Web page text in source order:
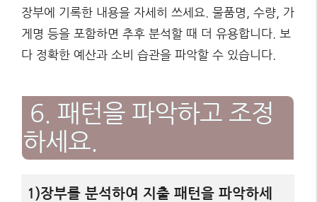
장부에 기록한 내용을 자세히 쓰세요. 물품명, 수량, 가
게명 등을 포함하면 추후 분석할 때 더 유용합니다. 보
다 정확한 예산과 소비 습관을 파악할 수 있습니다.
6. 패턴을 파악하고 조정
하세요.
1)장부를 분석하여 지출 패턴을 파악하세